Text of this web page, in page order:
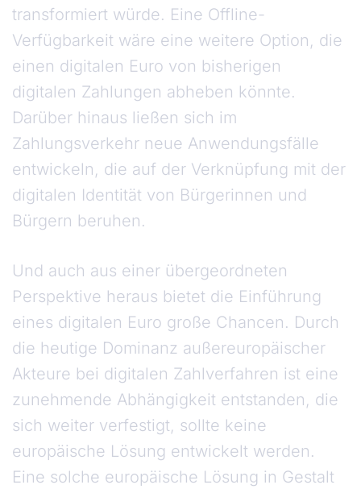
transformiert würde. Eine Offline-
Verfügbarkeit wäre eine weitere Option, die
einen digitalen Euro von bisherigen
digitalen Zahlungen abheben könnte.
Darüber hinaus ließen sich im
Zahlungsverkehr neue Anwendungsfälle
entwickeln, die auf der Verknüpfung mit der
digitalen Identität von Bürgerinnen und
Bürgern beruhen.
Und auch aus einer übergeordneten
Perspektive heraus bietet die Einführung
eines digitalen Euro große Chancen. Durch
die heutige Dominanz außereuropäischer
Akteure bei digitalen Zahlverfahren ist eine
zunehmende Abhängigkeit entstanden, die
sich weiter verfestigt, sollte keine
europäische Lösung entwickelt werden.
Eine solche europäische Lösung in Gestalt